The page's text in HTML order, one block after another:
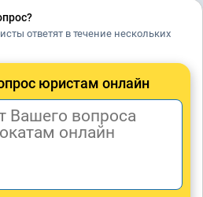
ответят в течение нескольких
юристам онлайн